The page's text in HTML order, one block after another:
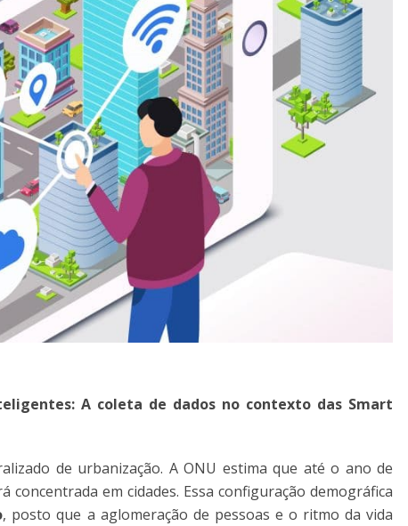
A coleta de dados no contexto das Smart
de urbanização. A ONU estima que até o ano de
concentrada em cidades. Essa configuração demográfica
, posto que a aglomeração de pessoas e o ritmo da vida